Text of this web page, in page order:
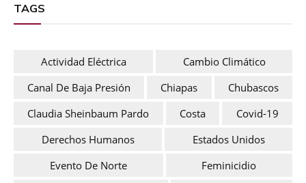
TAGS
Actividad Eléctrica
Cambio Climático
Canal De Baja Presión
Chiapas
Chubascos
Claudia Sheinbaum Pardo
Costa
Covid-19
Derechos Humanos
Estados Unidos
Evento De Norte
Feminicidio